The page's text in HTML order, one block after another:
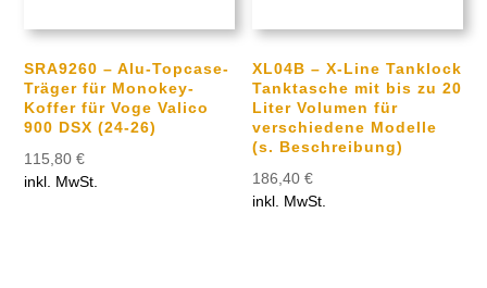
SRA9260 – Alu-Topcase-
Träger für Monokey-
Koffer für Voge Valico
900 DSX (24-26)
115,80€
inkl. MwSt.
XL04B – X-Line Tanklock
Tanktasche mit bis zu 20
Liter Volumen für
verschiedene Modelle
(s. Beschreibung)
186,40€
inkl. MwSt.